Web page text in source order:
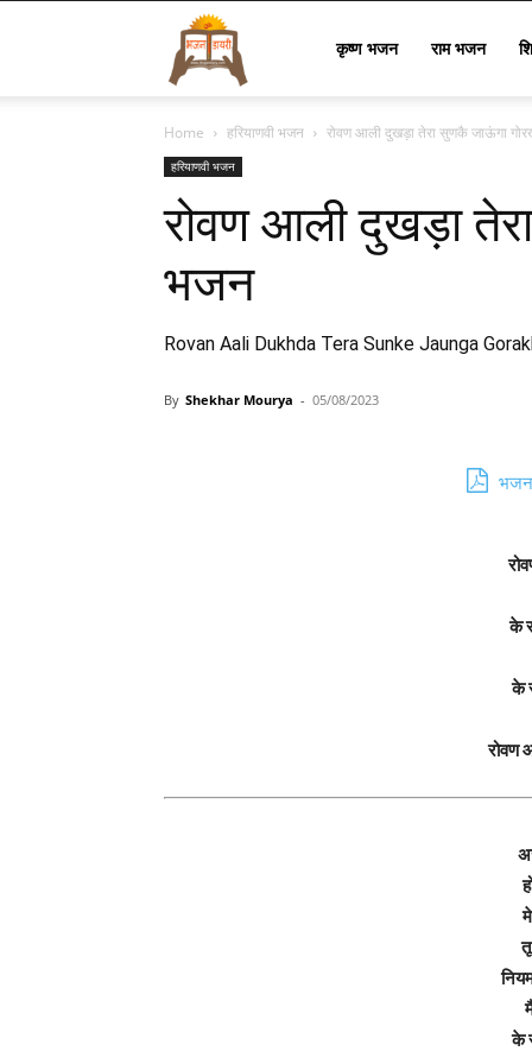
Lyrics
कृष्ण भजन राम भजन
Home हरियाणवी भजन रोवण आली दुखड़ा तेरा सुणकै जाऊंगा
हरियाणवी भजन
रोवण आली दुखड़ा
भजन
Rovan Aali Dukhda Tera Sunke Jaunga
By Shekhar Mourya - 05/08/2023
भजन
के
के
रोवण
के